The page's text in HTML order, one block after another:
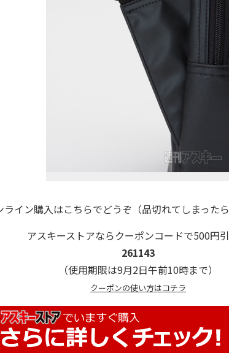
イン購入はこちらでどうぞ（品切れてしまったら
アスキーストアならクーポンコードで500円引
261143
（使用期限は9月2日午前10時まで）
クーポンの使い方はコチラ